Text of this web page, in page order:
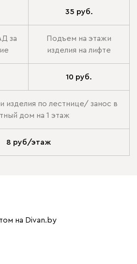
35 руб.
за
Подъем на этажи
изделия на лифте
10 руб.
изделия по лестнице/ занос в
дом на 1 этаж
8 руб/этаж
на Divan.by